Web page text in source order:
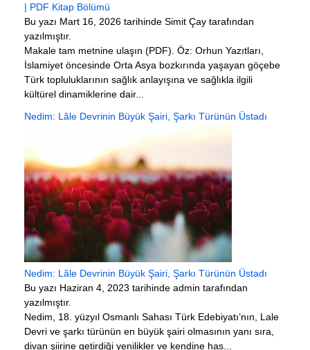
| PDF Kitap Bölümü
Bu yazı Mart 16, 2026 tarihinde Simit Çay tarafından
yazılmıştır.
Makale tam metnine ulaşın (PDF). Öz: Orhun Yazıtları,
İslamiyet öncesinde Orta Asya bozkırında yaşayan göçebe
Türk topluluklarının sağlık anlayışına ve sağlıkla ilgili
kültürel dinamiklerine dair...
Nedim: Lâle Devrinin Büyük Şairi, Şarkı Türünün Üstadı
Nedim: Lâle Devrinin Büyük Şairi, Şarkı Türünün Üstadı
Bu yazı Haziran 4, 2023 tarihinde admin tarafından
yazılmıştır.
Nedim, 18. yüzyıl Osmanlı Sahası Türk Edebiyatı’nın, Lale
Devri ve şarkı türünün en büyük şairi olmasının yanı sıra,
divan şiirine getirdiği yenilikler ve kendine has...